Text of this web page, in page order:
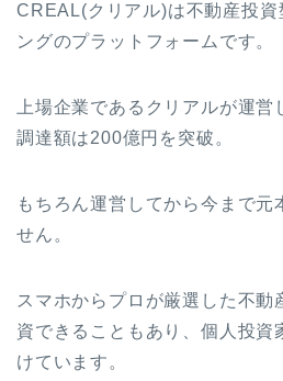
CREAL(クリアル)は不動産投資
ングのプラットフォームです。
上場企業であるクリアルが運営
調達額は200億円を突破。
もちろん運営してから今まで元
せん。
スマホからプロが厳選した不動
資できることもあり、個人投資
けています。